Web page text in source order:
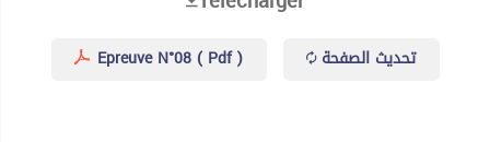
Epreuve N°08 ( Pdf ) تحديث الصفحة